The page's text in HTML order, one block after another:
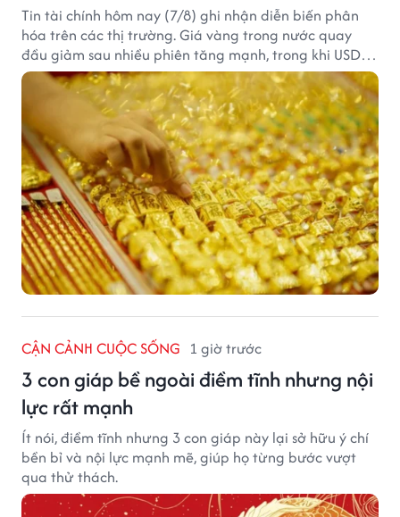
Tin tài chính hôm nay (7/8) ghi nhận diễn biến phân
hóa trên các thị trường. Giá vàng trong nước quay
đầu giảm sau nhiều phiên tăng mạnh, trong khi USD
tại ngân hàng tiếp tục suy yếu dù tỷ giá trung tâm lập
đỉnh mới.
CẬN CẢNH CUỘC SỐNG 1 giờ trước
3 con giáp bề ngoài điềm tĩnh nhưng nội
lực rất mạnh
Ít nói, điềm tĩnh nhưng 3 con giáp này lại sở hữu ý chí
bền bỉ và nội lực mạnh mẽ, giúp họ từng bước vượt
qua thử thách.